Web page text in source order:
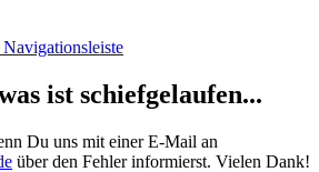
ist schiefgelaufen...
Du uns mit einer E-Mail an
über den Fehler informierst. Vielen Dank!